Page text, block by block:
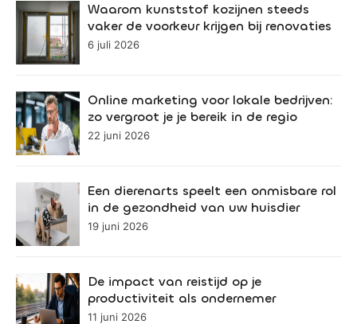
Waarom kunststof kozijnen steeds
vaker de voorkeur krijgen bij renovaties
6 juli 2026
Online marketing voor lokale bedrijven:
zo vergroot je je bereik in de regio
22 juni 2026
Een dierenarts speelt een onmisbare rol
in de gezondheid van uw huisdier
19 juni 2026
De impact van reistijd op je
productiviteit als ondernemer
11 juni 2026